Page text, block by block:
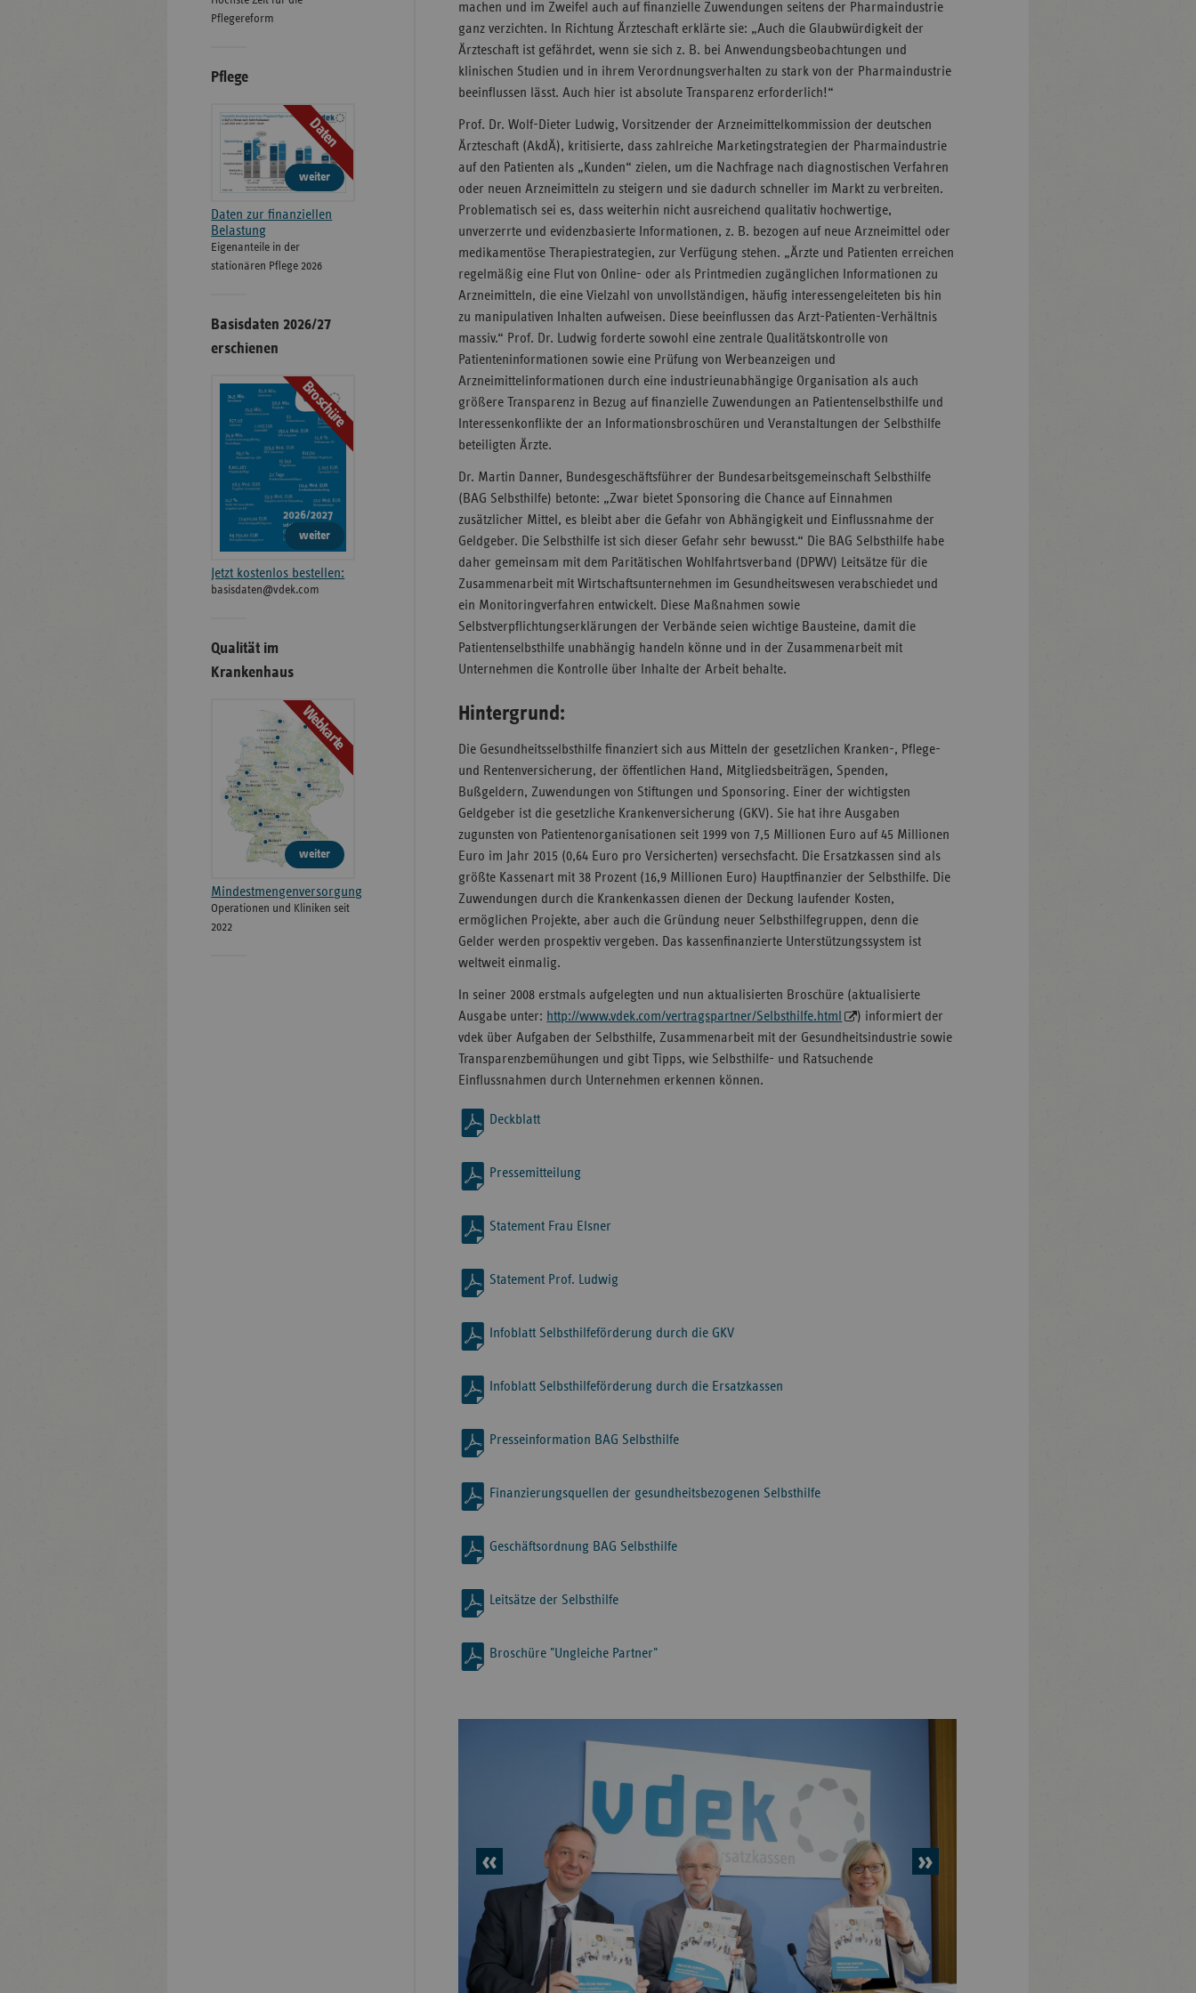
machen und im Zweifel auch auf finanzielle Zuwendungen seitens der Pharmaindustrie
ganz verzichten. In Richtung Ärzteschaft erklärte sie: „Auch die Glaubwürdigkeit der
Ärzteschaft ist gefährdet, wenn sie sich z. B. bei Anwendungsbeobachtungen und
klinischen Studien und in ihrem Verordnungsverhalten zu stark von der Pharmaindustrie
beeinflussen lässt. Auch hier ist absolute Transparenz erforderlich!“
Prof. Dr. Wolf-Dieter Ludwig, Vorsitzender der Arzneimittelkommission der deutschen
Ärzteschaft (AkdÄ), kritisierte, dass zahlreiche Marketingstrategien der Pharmaindustrie
auf den Patienten als „Kunden“ zielen, um die Nachfrage nach diagnostischen Verfahren
oder neuen Arzneimitteln zu steigern und sie dadurch schneller im Markt zu verbreiten.
Problematisch sei es, dass weiterhin nicht ausreichend qualitativ hochwertige,
unverzerrte und evidenzbasierte Informationen, z. B. bezogen auf neue Arzneimittel oder
medikamentöse Therapiestrategien, zur Verfügung stehen. „Ärzte und Patienten erreichen
regelmäßig eine Flut von Online- oder als Printmedien zugänglichen Informationen zu
Arzneimitteln, die eine Vielzahl von unvollständigen, häufig interessengeleiteten bis hin
zu manipulativen Inhalten aufweisen. Diese beeinflussen das Arzt-Patienten-Verhältnis
massiv.“ Prof. Dr. Ludwig forderte sowohl eine zentrale Qualitätskontrolle von
Patienteninformationen sowie eine Prüfung von Werbeanzeigen und
Arzneimittelinformationen durch eine industrieunabhängige Organisation als auch
größere Transparenz in Bezug auf finanzielle Zuwendungen an Patientenselbsthilfe und
Interessenkonflikte der an Informationsbroschüren und Veranstaltungen der Selbsthilfe
beteiligten Ärzte.
Dr. Martin Danner, Bundesgeschäftsführer der Bundesarbeitsgemeinschaft Selbsthilfe
(BAG Selbsthilfe) betonte: „Zwar bietet Sponsoring die Chance auf Einnahmen
zusätzlicher Mittel, es bleibt aber die Gefahr von Abhängigkeit und Einflussnahme der
Geldgeber. Die Selbsthilfe ist sich dieser Gefahr sehr bewusst.“ Die BAG Selbsthilfe habe
daher gemeinsam mit dem Paritätischen Wohlfahrtsverband (DPWV) Leitsätze für die
Zusammenarbeit mit Wirtschaftsunternehmen im Gesundheitswesen verabschiedet und
ein Monitoringverfahren entwickelt. Diese Maßnahmen sowie
Selbstverpflichtungserklärungen der Verbände seien wichtige Bausteine, damit die
Patientenselbsthilfe unabhängig handeln könne und in der Zusammenarbeit mit
Unternehmen die Kontrolle über Inhalte der Arbeit behalte.
Hintergrund:
Die Gesundheitsselbsthilfe finanziert sich aus Mitteln der gesetzlichen Kranken-, Pflege-
und Rentenversicherung, der öffentlichen Hand, Mitgliedsbeiträgen, Spenden,
Bußgeldern, Zuwendungen von Stiftungen und Sponsoring. Einer der wichtigsten
Geldgeber ist die gesetzliche Krankenversicherung (GKV). Sie hat ihre Ausgaben
zugunsten von Patientenorganisationen seit 1999 von 7,5 Millionen Euro auf 45 Millionen
Euro im Jahr 2015 (0,64 Euro pro Versicherten) versechsfacht. Die Ersatzkassen sind als
größte Kassenart mit 38 Prozent (16,9 Millionen Euro) Hauptfinanzier der Selbsthilfe. Die
Zuwendungen durch die Krankenkassen dienen der Deckung laufender Kosten,
ermöglichen Projekte, aber auch die Gründung neuer Selbsthilfegruppen, denn die
Gelder werden prospektiv vergeben. Das kassenfinanzierte Unterstützungssystem ist
weltweit einmalig.
In seiner 2008 erstmals aufgelegten und nun aktualisierten Broschüre (aktualisierte
Ausgabe unter: http://www.vdek.com/vertragspartner/Selbsthilfe.html
) informiert der
vdek über Aufgaben der Selbsthilfe, Zusammenarbeit mit der Gesundheitsindustrie sowie
Transparenzbemühungen und gibt Tipps, wie Selbsthilfe- und Ratsuchende
Einflussnahmen durch Unternehmen erkennen können.
Deckblatt
Pressemitteilung
Statement Frau Elsner
Statement Prof. Ludwig
Infoblatt Selbsthilfeförderung durch die GKV
Infoblatt Selbsthilfeförderung durch die Ersatzkassen
Presseinformation BAG Selbsthilfe
Finanzierungsquellen der gesundheitsbezogenen Selbsthilfe
Geschäftsordnung BAG Selbsthilfe
Leitsätze der Selbsthilfe
Broschüre "Ungleiche Partner"
vorheriges
Element
nächstes
Pflegereform
Pflege
Daten
weiter
Daten zur finanziellen
Belastung
Eigenanteile in der
stationären Pflege 2026
Basisdaten 2026/27
erschienen
Broschüre
weiter
Jetzt kostenlos bestellen:
basisdaten@vdek.com
Qualität im
Krankenhaus
Webkarte
weiter
Mindestmengenversorgung
Operationen und Kliniken seit
2022